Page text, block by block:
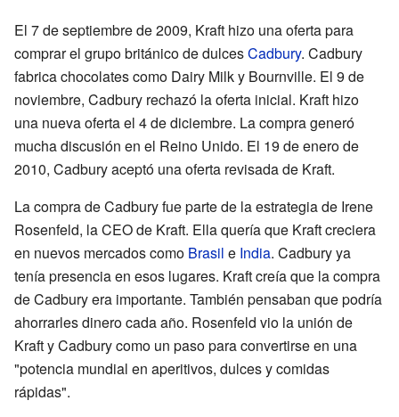
El 7 de septiembre de 2009, Kraft hizo una oferta para
comprar el grupo británico de dulcesCadbury. Cadbury
fabrica chocolates como Dairy Milk y Bournville. El 9 de
noviembre, Cadbury rechazó la oferta inicial. Kraft hizo
una nueva oferta el 4 de diciembre. La compra generó
mucha discusión en el Reino Unido. El 19 de enero de
2010, Cadbury aceptó una oferta revisada de Kraft.
La compra de Cadbury fue parte de la estrategia de Irene
Rosenfeld, la CEO de Kraft. Ella quería que Kraft creciera
en nuevos mercados como Brasil e India. Cadbury ya
tenía presencia en esos lugares. Kraft creía que la compra
de Cadbury era importante. También pensaban que podría
ahorrarles dinero cada año. Rosenfeld vio la unión de
Kraft y Cadbury como un paso para convertirse en una
"potencia mundial en aperitivos, dulces y comidas
rápidas".